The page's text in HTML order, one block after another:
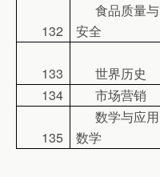
132
食品质量与
安全
133 世界历史
134
市场营销
135
数学与应用
数学